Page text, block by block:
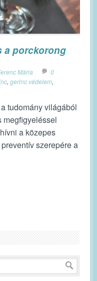
a porckorong
Mária
0
, gerinc védelem,
tudomány világából
megfigyeléssel
a közepes
szerepére a